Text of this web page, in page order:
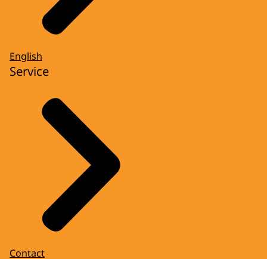
English
Service
Contact